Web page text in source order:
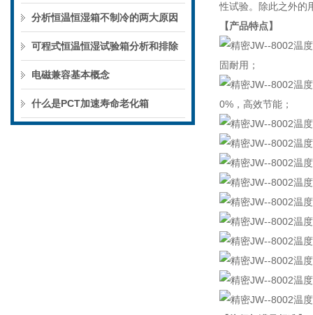
分析恒温恒湿箱不制冷的两大原因
可程式恒温恒湿试验箱分析和排除
电磁兼容基本概念
什么是PCT加速寿命老化箱
性试验。除此之外的
【产品特点】
固耐用；
0%，高效节能；